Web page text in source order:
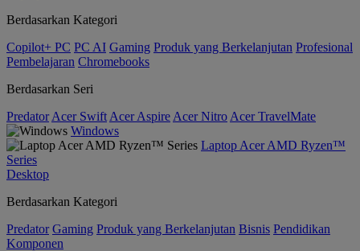
Berdasarkan Kategori
Copilot+ PC PC AI Gaming Produk yang Berkelanjutan Profesional
Pembelajaran Chromebooks
Berdasarkan Seri
Predator Acer Swift Acer Aspire Acer Nitro Acer TravelMate
Windows
Laptop Acer AMD Ryzen™
Series
Desktop
Berdasarkan Kategori
Predator Gaming Produk yang Berkelanjutan Bisnis Pendidikan
Komponen